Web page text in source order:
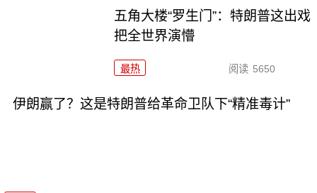
五角大楼“罗生门”：特朗普这出戏
把全世界演懵
最热 阅读 5650
伊朗赢了？这是特朗普给革命卫队下“精准毒计”